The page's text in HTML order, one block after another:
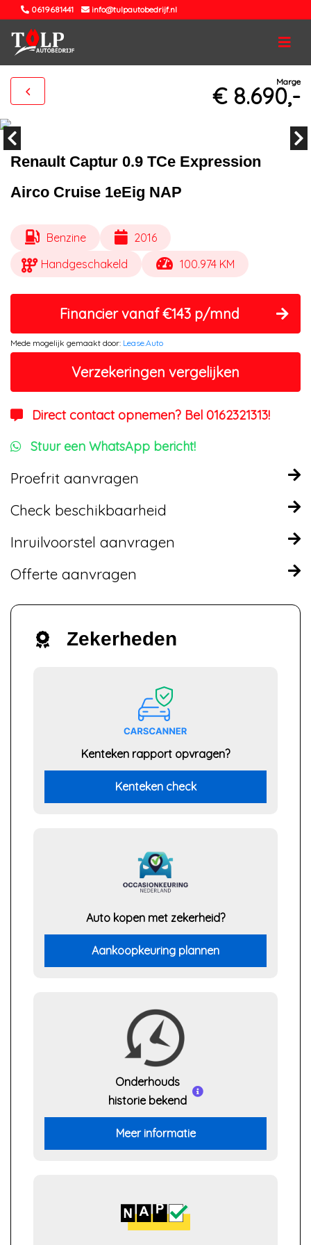
0619681441 info@tulpautobedrijf.nl
Marge
€ 8.690,-
Renault Captur 0.9 TCe Expression
Airco Cruise 1eEig NAP
Benzine
2016
Handgeschakeld
100.974 KM
Financier vanaf €143 p/mnd
Mede mogelijk gemaakt door: Lease.Auto
Verzekeringen vergelijken
Direct contact opnemen? Bel 0162321313!
Stuur een WhatsApp bericht!
Proefrit aanvragen
Check beschikbaarheid
Inruilvoorstel aanvragen
Offerte aanvragen
Zekerheden
Kenteken rapport opvragen?
Kenteken check
Auto kopen met zekerheid?
Aankoopkeuring plannen
Onderhouds
historie bekend
Meer informatie